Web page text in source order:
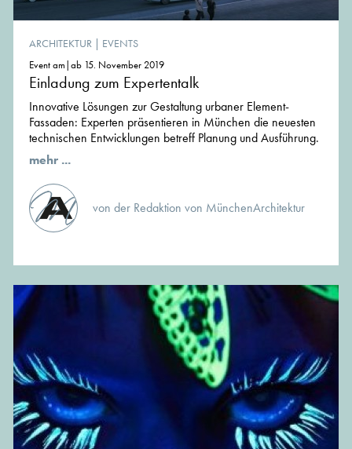
ARCHITEKTUR | EVENTS
Event am|ab 15. November 2019
Einladung zum Expertentalk
Innovative Lösungen zur Gestaltung urbaner Element-
Fassaden: Experten präsentieren in München die neuesten
technischen Entwicklungen betreff Planung und Ausführung.
mehr ...
von der Redaktion von MünchenArchitektur